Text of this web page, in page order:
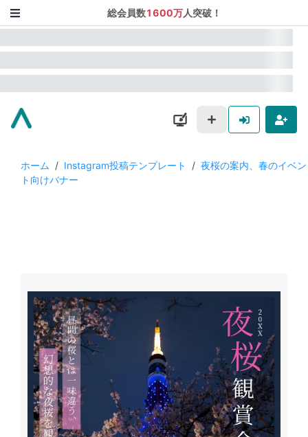
総会員数1600万人突破！
ホーム / Instagram投稿テンプレート / 夜桜の案内、春のイベン
ト向けバナー